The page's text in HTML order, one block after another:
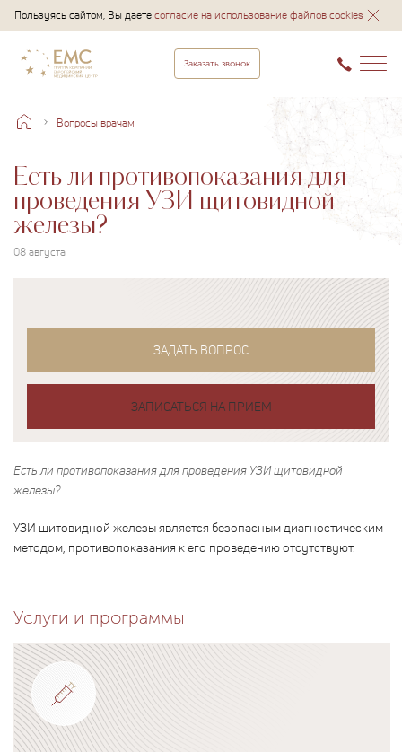
Пользуясь сайтом, Вы даетесогласие на использование файлов cookies
Заказать звонок
Вопросы врачам
Есть ли противопоказания для
проведения УЗИ щитовидной
железы?
08 августа
ЗАДАТЬ ВОПРОС
ЗАПИСАТЬСЯ НА ПРИЕМ
Есть ли противопоказания для проведения УЗИ щитовидной
железы?
УЗИ щитовидной железы является безопасным диагностическим
методом, противопоказания к его проведению отсутствуют.
Услуги и программы